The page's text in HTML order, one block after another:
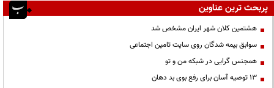
پربحث ترین عناوین
هشتمین کلان شهر ایران مشخص شد
سوابق بیمه شدگان روی سایت تامین اجتماعی
همجنس گرایی در شبکه من و تو
13 توصیه آسان برای رفع بوی بد دهان